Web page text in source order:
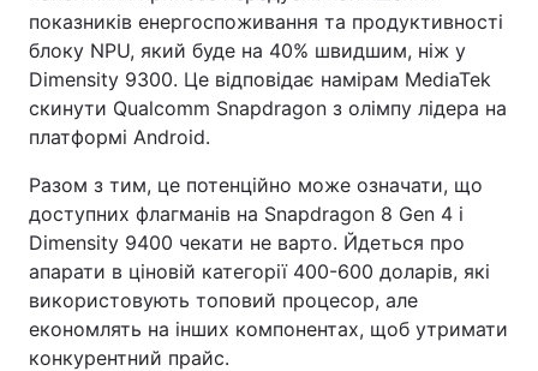
показників енергоспоживання та продуктивності
блоку NPU, який буде на 40% швидшим, ніж у
Dimensity 9300. Це відповідає намірам MediaTek
скинути Qualcomm Snapdragon з олімпу лідера на
платформі Android.
Разом з тим, це потенційно може означати, що
доступних флагманів на Snapdragon 8 Gen 4 і
Dimensity 9400 чекати не варто. Йдеться про
апарати в ціновій категорії 400-600 доларів, які
використовують топовий процесор, але
економлять на інших компонентах, щоб утримати
конкурентний прайс.